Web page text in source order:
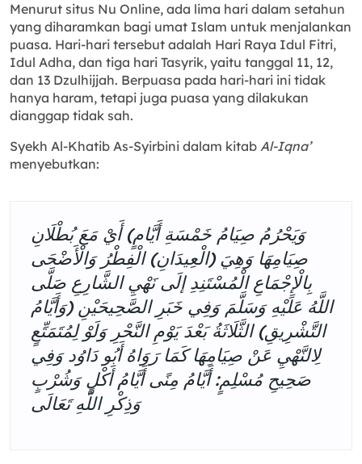
Menurut situs Nu Online, ada lima hari dalam setahun
yang diharamkan bagi umat Islam untuk menjalankan
puasa. Hari-hari tersebut adalah Hari Raya Idul Fitri,
Idul Adha, dan tiga hari Tasyrik, yaitu tanggal 11, 12,
dan 13 Dzulhijjah. Berpuasa pada hari-hari ini tidak
hanya haram, tetapi juga puasa yang dilakukan
dianggap tidak sah.
Syekh Al-Khatib As-Syirbini dalam kitab Al-Iqna’
menyebutkan:
وَيَحْرُمُ صِيَامُ خَمْسَةِ أَيَّامٍ) أَيْ مَعَ بُطْلَانِ
صِيَامِهَا وَهِيَ (الْعِيدَانِ) الْفِطْرُ وَالْأَضْحَى
بِالْإِجْمَاعِ الْمُسْتَنِدِ إلَى نَهْيِ الشَّارِعِ صَلَّى
اللَّهُ عَلَيْهِ وَسَلَّمَ وَفِي خَبَرِ الصَّحِيحَيْنِ (وَأَيَّامُ
التَّشْرِيقِ) الثَّلَاثَةُ بَعْدَ يَوْمِ النَّحْرِ وَلَوْ لِمُتَمَتِّعٍ
لِالنَّهْيِ عَنْ صِيَامِهَا كَمَا رَوَاهُ أَبُو دَاوُد وَفِي
صَحِيحِ مُسْلِمٍ: أَيَّامُ مِنًى أَيَّامُ أَكْلٍ وَشُرْبٍ
وَذِكْرِ اللَّهِ تَعَالَى